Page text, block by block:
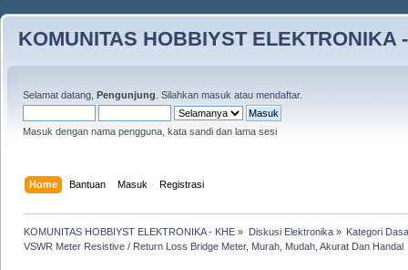
KOMUNITAS HOBBIYST ELEKTRONIKA
Selamat datang, Pengunjung . Silahkan masuk atau mendaftar.
Masuk dengan nama pengguna, kata sandi dan lama sesi
Home Bantuan Masuk Registrasi
KOMUNITAS HOBBIYST ELEKTRONIKA - KHE » Diskusi Elektronika» Kategori
VSWR Meter Resistive / Return Loss Bridge Meter, Murah, Mudah, Akurat Dan Handal